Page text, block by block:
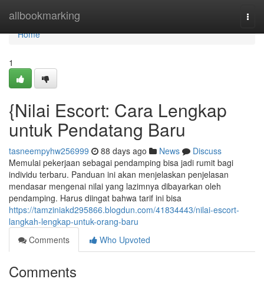
allbookmarking
Home
Home
1
{Nilai Escort: Cara Lengkap
untuk Pendatang Baru
tasneempyhw256999 88 days ago News
Discuss
Memulai pekerjaan sebagai pendamping bisa jadi rumit bagi
individu terbaru. Panduan ini akan menjelaskan penjelasan
mendasar mengenai nilai yang lazimnya dibayarkan oleh
pendamping. Harus diingat bahwa tarif ini bisa
https://tamziniakd295866.blogdun.com/41834443/nilai-escort-
langkah-lengkap-untuk-orang-baru
Comments
Who Upvoted
Comments